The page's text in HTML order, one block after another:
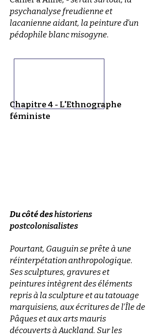
psychanalyse freudienne et
lacanienne aidant, la peinture d’un
pédophile blanc misogyne.
Chapitre 4 - L'Ethnographe
féministe
Du côté deshistoriens
postcolonisalistes
Pourtant, Gauguin se prête à une
réinterpétation anthropologique.
Ses sculptures, gravures et
peintures intègrent des éléments
repris à la sculpture et au tatouage
marquisiens, aux écritures de l'Île de
Pâques et aux arts mauris
découverts à Auckland. Sur les